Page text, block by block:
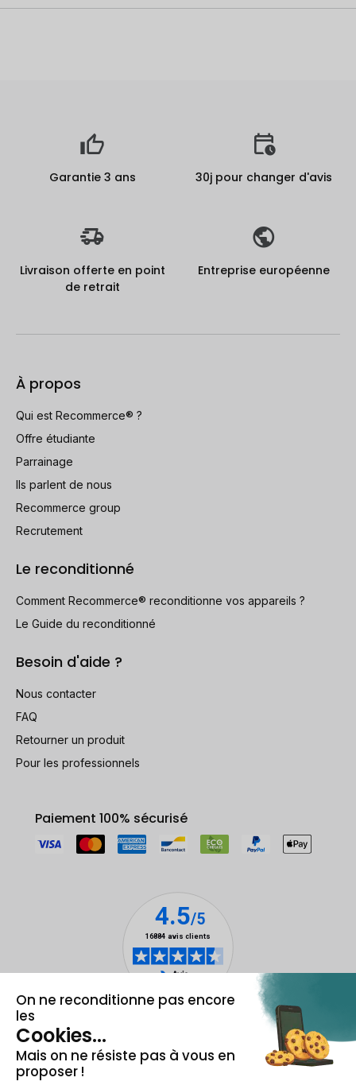
Garantie 3 ans 30j pour changer d'avis
Livraison offerte en point
de retrait
Entreprise européenne
À propos
Qui est Recommerce® ?
Offre étudiante
Parrainage
Ils parlent de nous
Recommerce group
Recrutement
Le reconditionné
Comment Recommerce® reconditionne vos appareils ?
Le Guide du reconditionné
Besoin d'aide ?
Nous contacter
FAQ
Retourner un produit
Pour les professionnels
Paiement 100% sécurisé